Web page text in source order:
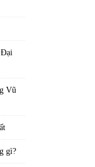
Đại
Vũ
gì?